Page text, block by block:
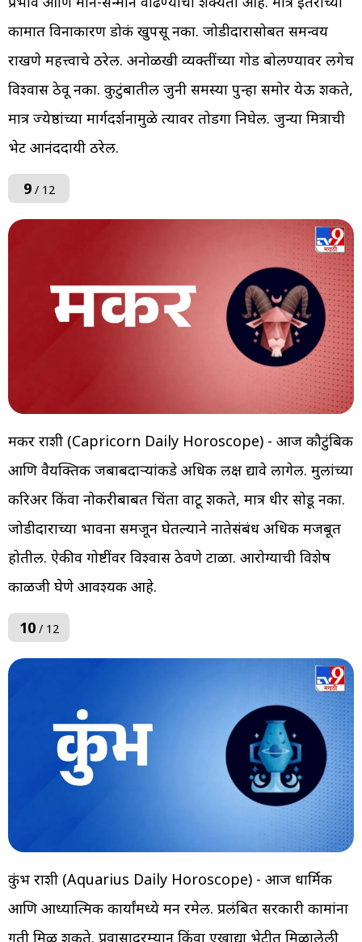
कामात विनाकारण डोकं खुपसू नका. जोडीदारासोबत समन्वय
राखणे महत्त्वाचे ठरेल. अनोळखी व्यक्तींच्या गोड बोलण्यावर लगेच
विश्वास ठेवू नका. कुटुंबातील जुनी समस्या पुन्हा समोर येऊ शकते,
मात्र ज्येष्ठांच्या मार्गदर्शनामुळे त्यावर तोडगा निघेल. जुन्या मित्राची
भेट आनंददायी ठरेल.
9/ 12
मकर राशी (Capricorn Daily Horoscope) - आज कौटुंबिक
आणि वैयक्तिक जबाबदाऱ्यांकडे अधिक लक्ष द्यावे लागेल. मुलांच्या
करिअर किंवा नोकरीबाबत चिंता वाटू शकते, मात्र धीर सोडू नका.
जोडीदाराच्या भावना समजून घेतल्याने नातेसंबंध अधिक मजबूत
होतील. ऐकीव गोष्टींवर विश्वास ठेवणे टाळा. आरोग्याची विशेष
काळजी घेणे आवश्यक आहे.
10/ 12
कुंभ राशी (Aquarius Daily Horoscope) - आज धार्मिक
आणि आध्यात्मिक कार्यांमध्ये मन रमेल. प्रलंबित सरकारी कामांना
गती मिळू शकते. प्रवासादरम्यान किंवा एखाद्या भेटीत मिळालेली